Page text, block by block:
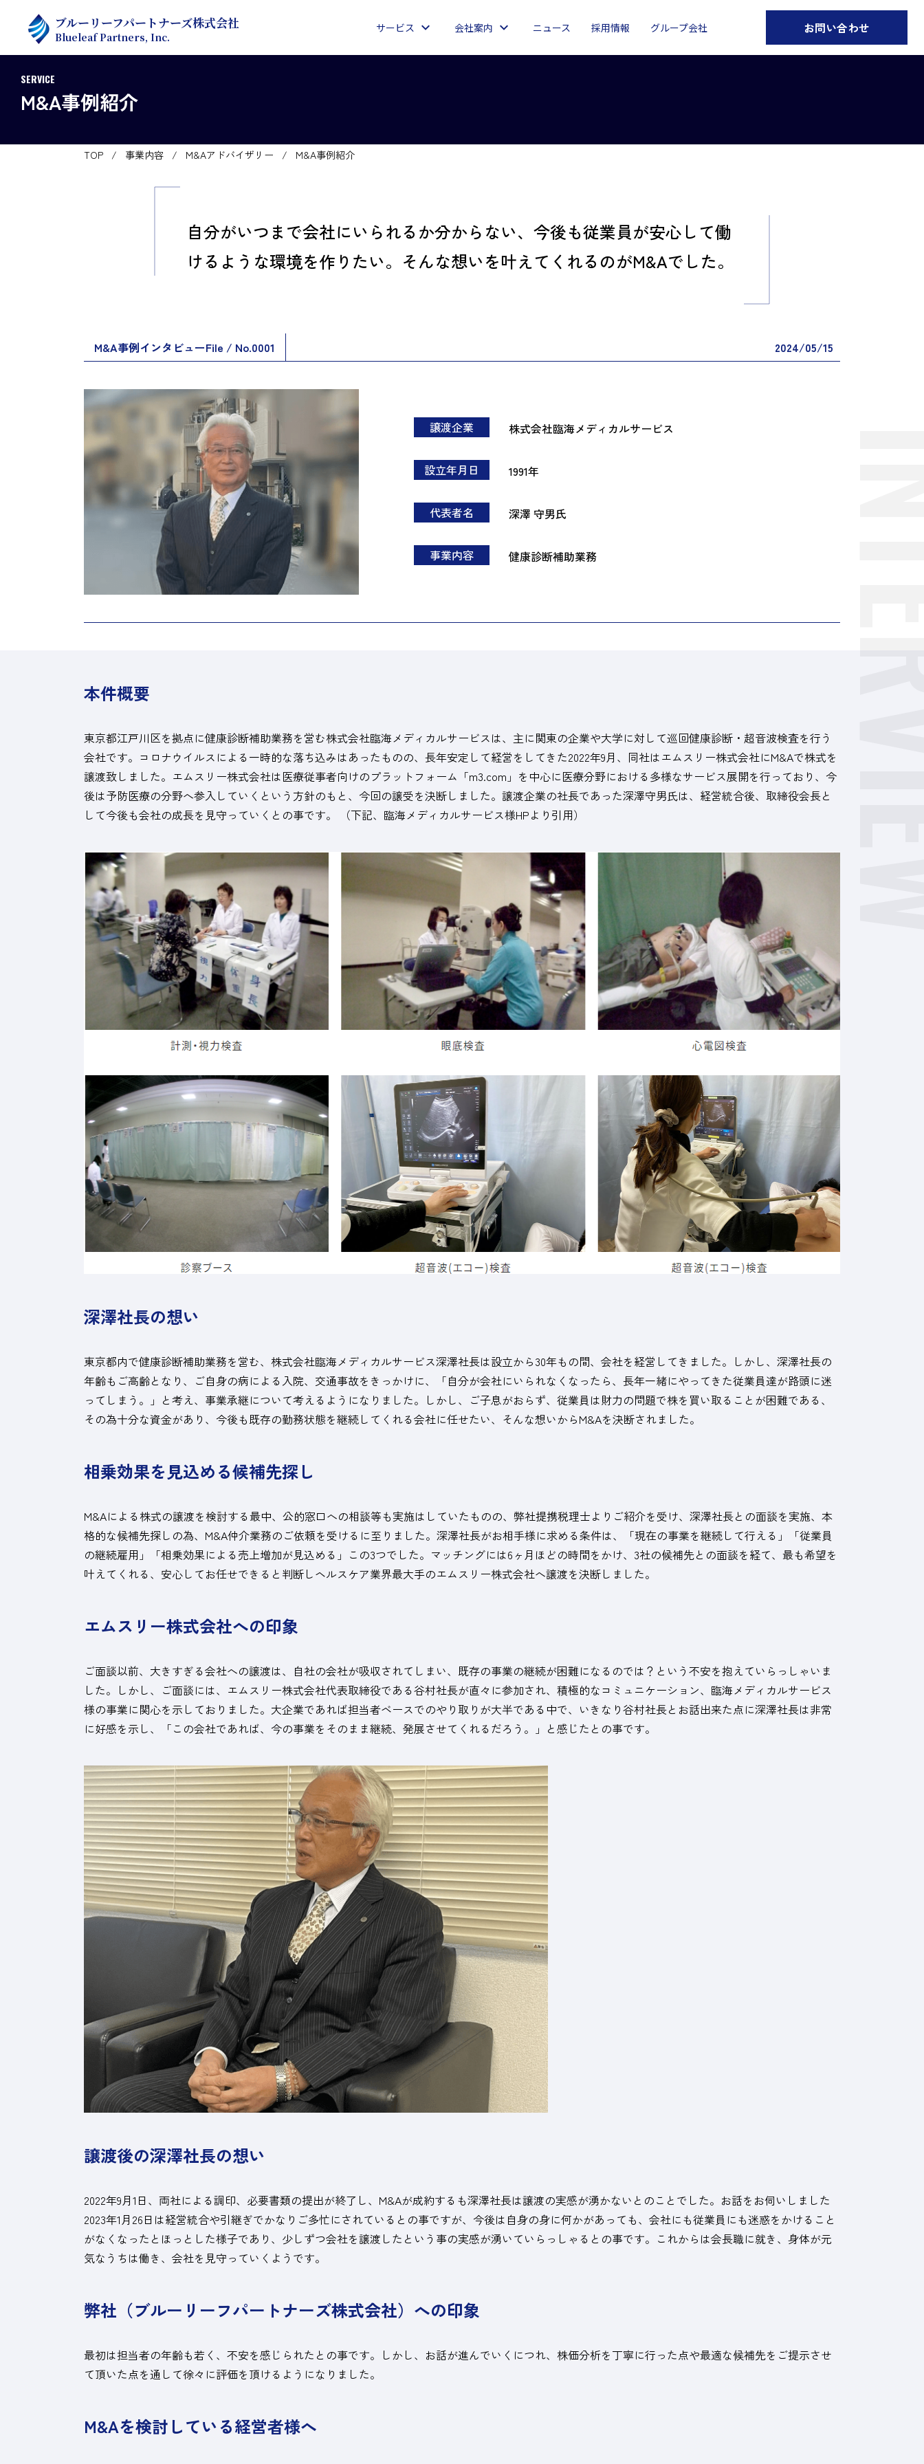
ブルーリーフパートナーズ株式会社
Blueleaf Partners, Inc.
サービス 会社案内 ニュース 採用情報 グループ会社 お問い合わせ
SERVICE
M&A事例紹介
TOP / 事業内容 / M&Aアドバイザリー / M&A事例紹介
自分がいつまで会社にいられるか分からない、今後も従業員が安心して働
けるような環境を作りたい。そんな想いを叶えてくれるのがM&Aでした。
M&A事例インタビューFile / No.0001 2024/05/15
譲渡企業 株式会社臨海メディカルサービス
設立年月日 1991年
代表者名 深澤 守男氏
事業内容 健康診断補助業務
本件概要
東京都江戸川区を拠点に健康診断補助業務を営む株式会社臨海メディカルサービスは、主に関東の企業や大学に対して巡回健康診断・超音波検査を行う
会社です。コロナウイルスによる一時的な落ち込みはあったものの、長年安定して経営をしてきた2022年9月、同社はエムスリー株式会社にM&Aで株式を
譲渡致しました。エムスリー株式会社は医療従事者向けのプラットフォーム「m3.com」を中心に医療分野における多様なサービス展開を行っており、今
後は予防医療の分野へ参入していくという方針のもと、今回の譲受を決断しました。譲渡企業の社長であった深澤守男氏は、経営統合後、取締役会長と
して今後も会社の成長を見守っていくとの事です。 （下記、臨海メディカルサービス様HPより引用）
深澤社長の想い
東京都内で健康診断補助業務を営む、株式会社臨海メディカルサービス深澤社長は設立から30年もの間、会社を経営してきました。しかし、深澤社長の
年齢もご高齢となり、ご自身の病による入院、交通事故をきっかけに、「自分が会社にいられなくなったら、長年一緒にやってきた従業員達が路頭に迷
ってしまう。」と考え、事業承継について考えるようになりました。しかし、ご子息がおらず、従業員は財力の問題で株を買い取ることが困難である、
その為十分な資金があり、今後も既存の勤務状態を継続してくれる会社に任せたい、そんな想いからM&Aを決断されました。
相乗効果を見込める候補先探し
M&Aによる株式の譲渡を検討する最中、公的窓口への相談等も実施はしていたものの、弊社提携税理士よりご紹介を受け、深澤社長との面談を実施、本
格的な候補先探しの為、M&A仲介業務のご依頼を受けるに至りました。深澤社長がお相手様に求める条件は、「現在の事業を継続して行える」「従業員
の継続雇用」「相乗効果による売上増加が見込める」この3つでした。マッチングには6ヶ月ほどの時間をかけ、3社の候補先との面談を経て、最も希望を
叶えてくれる、安心してお任せできると判断しヘルスケア業界最大手のエムスリー株式会社へ譲渡を決断しました。
エムスリー株式会社への印象
ご面談以前、大きすぎる会社への譲渡は、自社の会社が吸収されてしまい、既存の事業の継続が困難になるのでは？という不安を抱えていらっしゃいま
した。しかし、ご面談には、エムスリー株式会社代表取締役である谷村社長が直々に参加され、積極的なコミュニケーション、臨海メディカルサービス
様の事業に関心を示しておりました。大企業であれば担当者ベースでのやり取りが大半である中で、いきなり谷村社長とお話出来た点に深澤社長は非常
に好感を示し、「この会社であれば、今の事業をそのまま継続、発展させてくれるだろう。」と感じたとの事です。
譲渡後の深澤社長の想い
2022年9月1日、両社による調印、必要書類の提出が終了し、M&Aが成約するも深澤社長は譲渡の実感が湧かないとのことでした。お話をお伺いしました
2023年1月26日は経営統合や引継ぎでかなりご多忙にされているとの事ですが、今後は自身の身に何かがあっても、会社にも従業員にも迷惑をかけること
がなくなったとほっとした様子であり、少しずつ会社を譲渡したという事の実感が湧いていらっしゃるとの事です。これからは会長職に就き、身体が元
気なうちは働き、会社を見守っていくようです。
弊社 （ブルーリーフパートナーズ株式会社） への印象
最初は担当者の年齢も若く、不安を感じられたとの事です。しかし、お話が進んでいくにつれ、株価分析を丁寧に行った点や最適な候補先をご提示させ
て頂いた点を通して徐々に評価を頂けるようになりました。
M&Aを検討している経営者様へ